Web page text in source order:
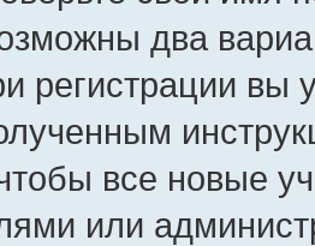
два
регистрации вы
все новые
или